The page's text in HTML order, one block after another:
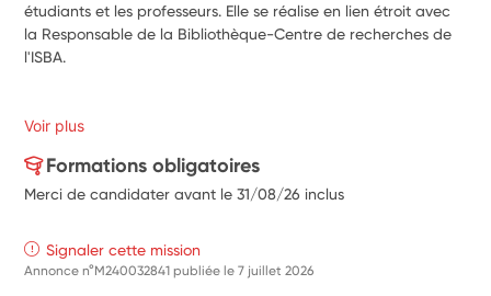
étudiants et les professeurs. Elle se réalise en lien étroit avec
la Responsable de la Bibliothèque-Centre de recherches de
l'ISBA.
Voir plus
Formations obligatoires
Merci de candidater avant le 31/08/26 inclus
Signaler cette mission
Annonce n°M240032841 publiée le7 juillet 2026